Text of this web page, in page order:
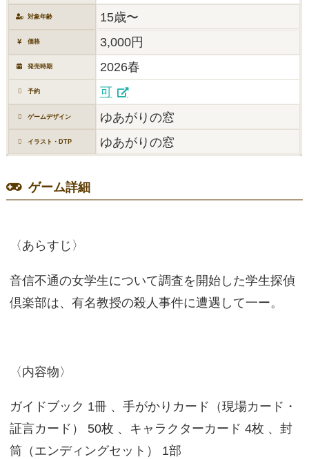
対象年齢 15歳〜
価格 3,000円
発売時期 2026春
予約 可
ゲームデザイン ゆあがりの窓
イラスト・DTP ゆあがりの窓
ゲーム詳細
〈あらすじ〉
音信不通の女学生について調査を開始した学生探偵
倶楽部は、有名教授の殺人事件に遭遇して一ー。
〈内容物〉
ガイドブック 1冊 、手がかりカード（現場カード・
証言カード） 50枚 、キャラクターカード 4枚 、封
筒（エンディングセット） 1部